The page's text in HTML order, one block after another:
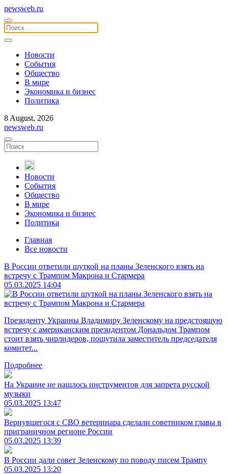
newsweb.ru
Новости
События
Общество
В мире
Экономика и бизнес
Политика
8 August, 2026
newsweb.ru
Новости
События
Общество
В мире
Экономика и бизнес
Политика
Главная
Все новости
В России ответили шуткой на планы Зеленского взять на
встречу с Трампом Макрона и Стармера
05.03.2025 14:04
Президенту Украины Владимиру Зеленскому на предстоящую
встречу с американским президентом Дональдом Трампом
стоит взять чирлидеров, пошутила заместитель председателя
комитет...
Подробнее
На Украине не нашлось инструментов для запрета русской
музыки
05.03.2025 13:47
Вернувшегося с СВО ветеринара сделали советником главы в
приграничном регионе России
05.03.2025 13:39
В России дали совет Зеленскому по поводу писем Трампу
05.03.2025 13:20